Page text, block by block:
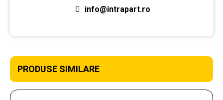
info@intrapart.ro
PRODUSE SIMILARE